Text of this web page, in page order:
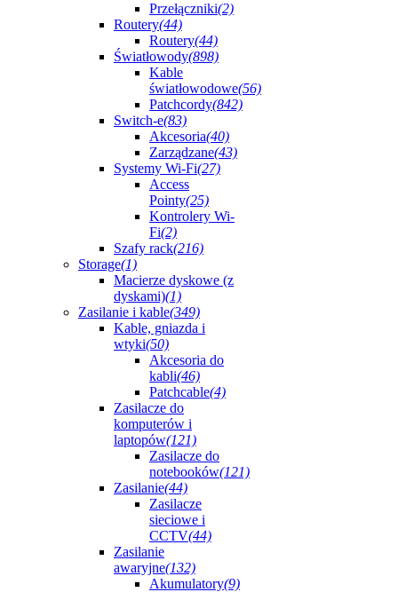
Przełączniki(2)
Routery(44)
Routery(44)
Światłowody(898)
Kable
światłowodowe(56)
Patchcordy(842)
Switch-e(83)
Akcesoria(40)
Zarządzane(43)
Systemy Wi-Fi(27)
Access
Pointy(25)
Kontrolery Wi-
Fi(2)
Szafy rack(216)
Storage(1)
Macierze dyskowe (z
dyskami)(1)
Zasilanie i kable(349)
Kable, gniazda i
wtyki(50)
Akcesoria do
kabli(46)
Patchcable(4)
Zasilacze do
komputerów i
laptopów(121)
Zasilacze do
notebooków(121)
Zasilanie(44)
Zasilacze
sieciowe i
CCTV(44)
Zasilanie
awaryjne(132)
Akumulatory(9)